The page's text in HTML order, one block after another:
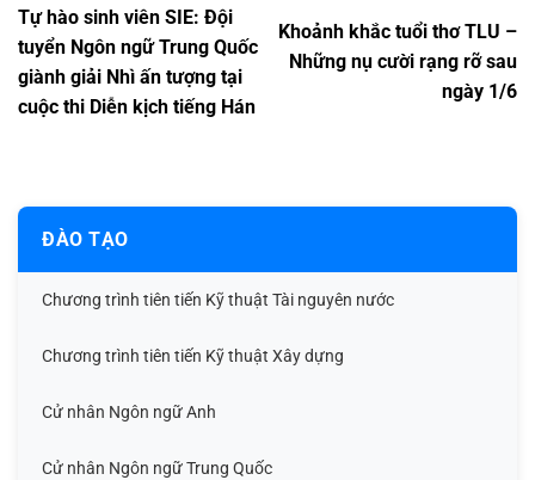
Tự hào sinh viên SIE: Đội
tuyển Ngôn ngữ Trung Quốc
giành giải Nhì ấn tượng tại
cuộc thi Diễn kịch tiếng Hán
Khoảnh khắc tuổi thơ TLU –
Những nụ cười rạng rỡ sau
ngày 1/6
ĐÀO TẠO
Chương trình tiên tiến Kỹ thuật Tài nguyên nước
Chương trình tiên tiến Kỹ thuật Xây dựng
Cử nhân Ngôn ngữ Anh
Cử nhân Ngôn ngữ Trung Quốc